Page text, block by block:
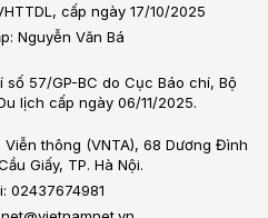
cấp ngày 17/10/2025
Nguyễn Văn Bá
57/GP-BC do Cục Báo chí, Bộ
lịch cấp ngày 06/11/2025.
thông (VNTA), 68 Dương Đình
Giấy, TP. Hà Nội.
02437674981